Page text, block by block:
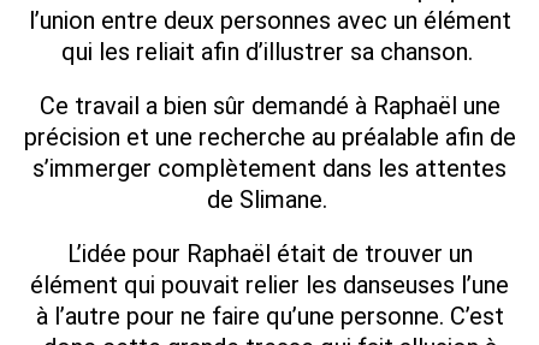
l’union entre deux personnes avec un élément
qui les reliait afin d’illustrer sa chanson.
Ce travail a bien sûr demandé à Raphaël une
précision et une recherche au préalable afin de
s’immerger complètement dans les attentes
de Slimane.
L’idée pour Raphaël était de trouver un
élément qui pouvait relier les danseuses l’une
à l’autre pour ne faire qu’une personne. C’est